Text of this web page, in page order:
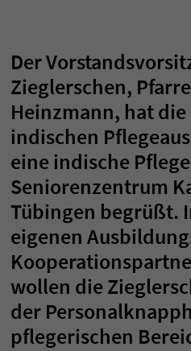
Der
Zieglerschen,
Heinzmann, hat
indischen
eine indische
Seniorenzentrum
Tübingen begrüßt.
eigenen
wollen die
der
pflegerischen